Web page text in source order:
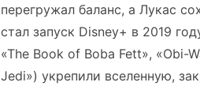
перегружал баланс, а Лукас
стал запуск Disney+ в 2019
«The Book of Boba Fett», «Obi-
Jedi») укрепили вселенную,